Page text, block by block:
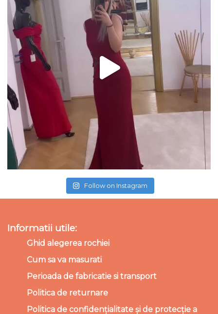
Follow on Instagram
Informatii utile:
Ghid alegerea rochiei
Cum sa va masurati
Perioada de fabricatie si transport
Politica de returnare
Politica de confidențialitate și de protecție a